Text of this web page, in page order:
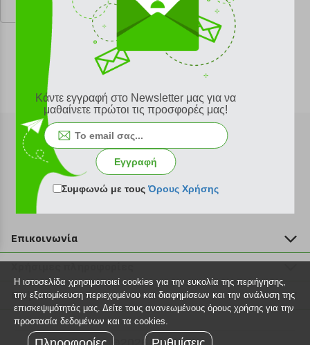
Ελάχιστη 30 ημερών 18.01 €
Προτεινόμενη λιανική 18.01 €
Εγγραφή στο newsletter
Επικοινωνία
211 2000 700
info@plus4u.gr
Η εταιρία
Σημεία παραλαβής
Ευκαιρίες καριέρας
Βοήθεια
Εξέλιξη παραγγελίας
Τρόποι παραγγελίας
Κάντε εγγραφή στο Newsletter μας για να
μαθαίνετε πρώτοι τις προσφορές μας!
Εγγραφή
Συμφωνώ με τουςΌρους Χρήσης
Η ιστοσελίδα χρησιμοποιεί cookies για την ευκολία της περιήγησης,
την εξατομίκευση περιεχομένου και διαφημίσεων και την ανάλυση της
επισκεψιμότητάς μας. Δείτε τους ανανεωμένους όρους χρήσης για την
προστασία δεδομένων και τα cookies.